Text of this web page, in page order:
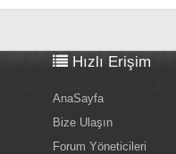
Hızlı Erişim
AnaSayfa
Bize Ulaşın
Forum Yöneticileri